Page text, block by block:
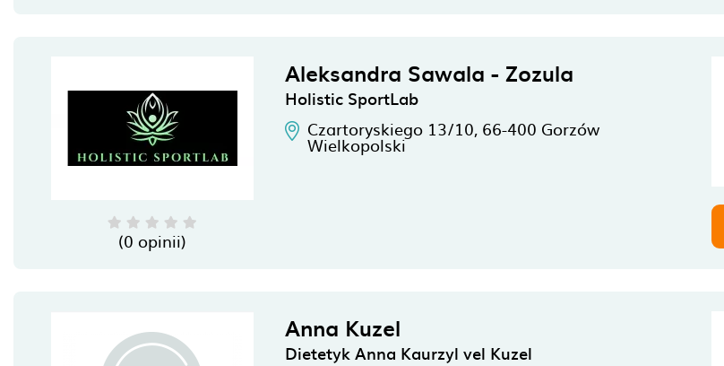
(0 opinii)
Aleksandra Sawala - Zozula
Holistic SportLab
Czartoryskiego 13/10, 66-400 Gorzów
Wielkopolski
Anna Kuzel
Dietetyk Anna Kaurzyl vel Kuzel